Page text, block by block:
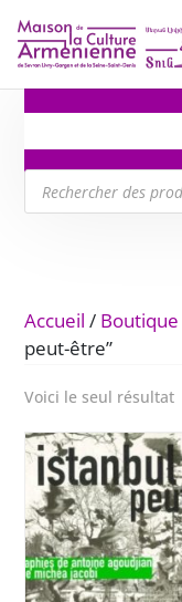
Recherche
de
produits
Accueil / Boutique
peut-être”
Voici le seul résultat